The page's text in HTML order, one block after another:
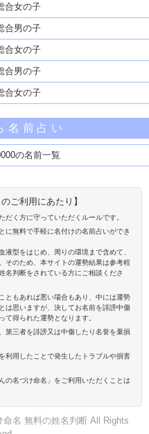
合女の子
合男の子
合女の子
合男の子
合女の子
名前占い
の名前一覧
ご利用にあたり】
く方に守っていただくルールです。
に無料で手軽に名付けの名前占いができ
型をはじめ、周りの環境まで含めて、
そのため、本サイトの運勢結果は参考程
名判断をされている方にご相談くださ
ともあれば悪い場合もあり、中には運勢
は思いますが、決してお名前を誹謗中傷
て得られた運勢となります。
第三者を誹謗又は中傷したり名誉を棄損
利用したことで発生したトラブルや損害
の名づけ命名」をご利用いただくことは
命名 無料の姓名判断 All Rights